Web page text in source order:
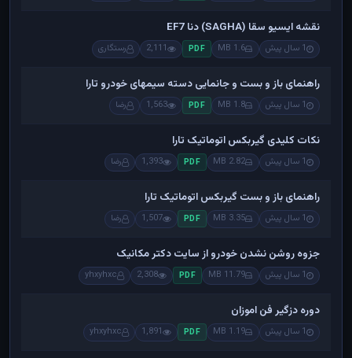
نقشه ایسیو سقا (SAGHA) دنا EF7
1 سال پیش 1.6 MB
PDF
2,111 رستگاری
راهنمای باز و بست و جانمایی دسته سیمهای خودرو تارا
1 سال پیش 1.8 MB
PDF
1,563 رضا
نکات کلیدی گیربکس اتوماتیک تارا
1 سال پیش 2.82 MB
PDF
1,393 رضا
راهنمای باز و بست گیربکس اتوماتیک تارا
1 سال پیش 3.35 MB
PDF
1,507 رضا
جزوه روشن نشدن خودرو از سایت دکتر مکانیک
1 سال پیش 11.79 MB
PDF
2,308
yhxyhxc
دوره دزگیر فن اموزان
1 سال پیش 1.19 MB
PDF
1,891
yhxyhxc